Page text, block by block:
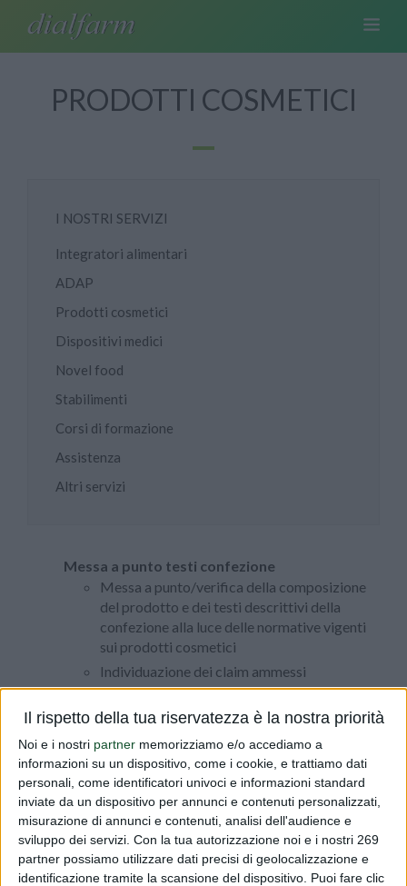
Il rispetto della tua riservatezza è la nostra priorità
Noi e i nostri partner memorizziamo e/o accediamo a
informazioni su un dispositivo, come i cookie, e trattiamo dati
personali, come identificatori univoci e informazioni standard
inviate da un dispositivo per annunci e contenuti personalizzati,
misurazione di annunci e contenuti, analisi dell'audience e
sviluppo dei servizi. Con la tua autorizzazione noi e i nostri 269
partner possiamo utilizzare dati precisi di geolocalizzazione e
identificazione tramite la scansione del dispositivo. Puoi fare clic
PRODOTTI COSMETICI
I NOSTRI SERVIZI
Integratori alimentari
ADAP
Prodotti cosmetici
Dispositivi medici
Novel food
Stabilimenti
Corsi di formazione
Assistenza
Altri servizi
Messa a punto testi confezione
Messa a punto/verifica della composizione
del prodotto e dei testi descrittivi della
confezione alla luce delle normative vigenti
sui prodotti cosmetici
Individuazione dei claim ammessi
Verifica dei testi dei foglietti illustrativi,
schede informative rivolte agli operatori del
settore, depliant informativi per il
consumatore e messaggi pubblicitari in
genere